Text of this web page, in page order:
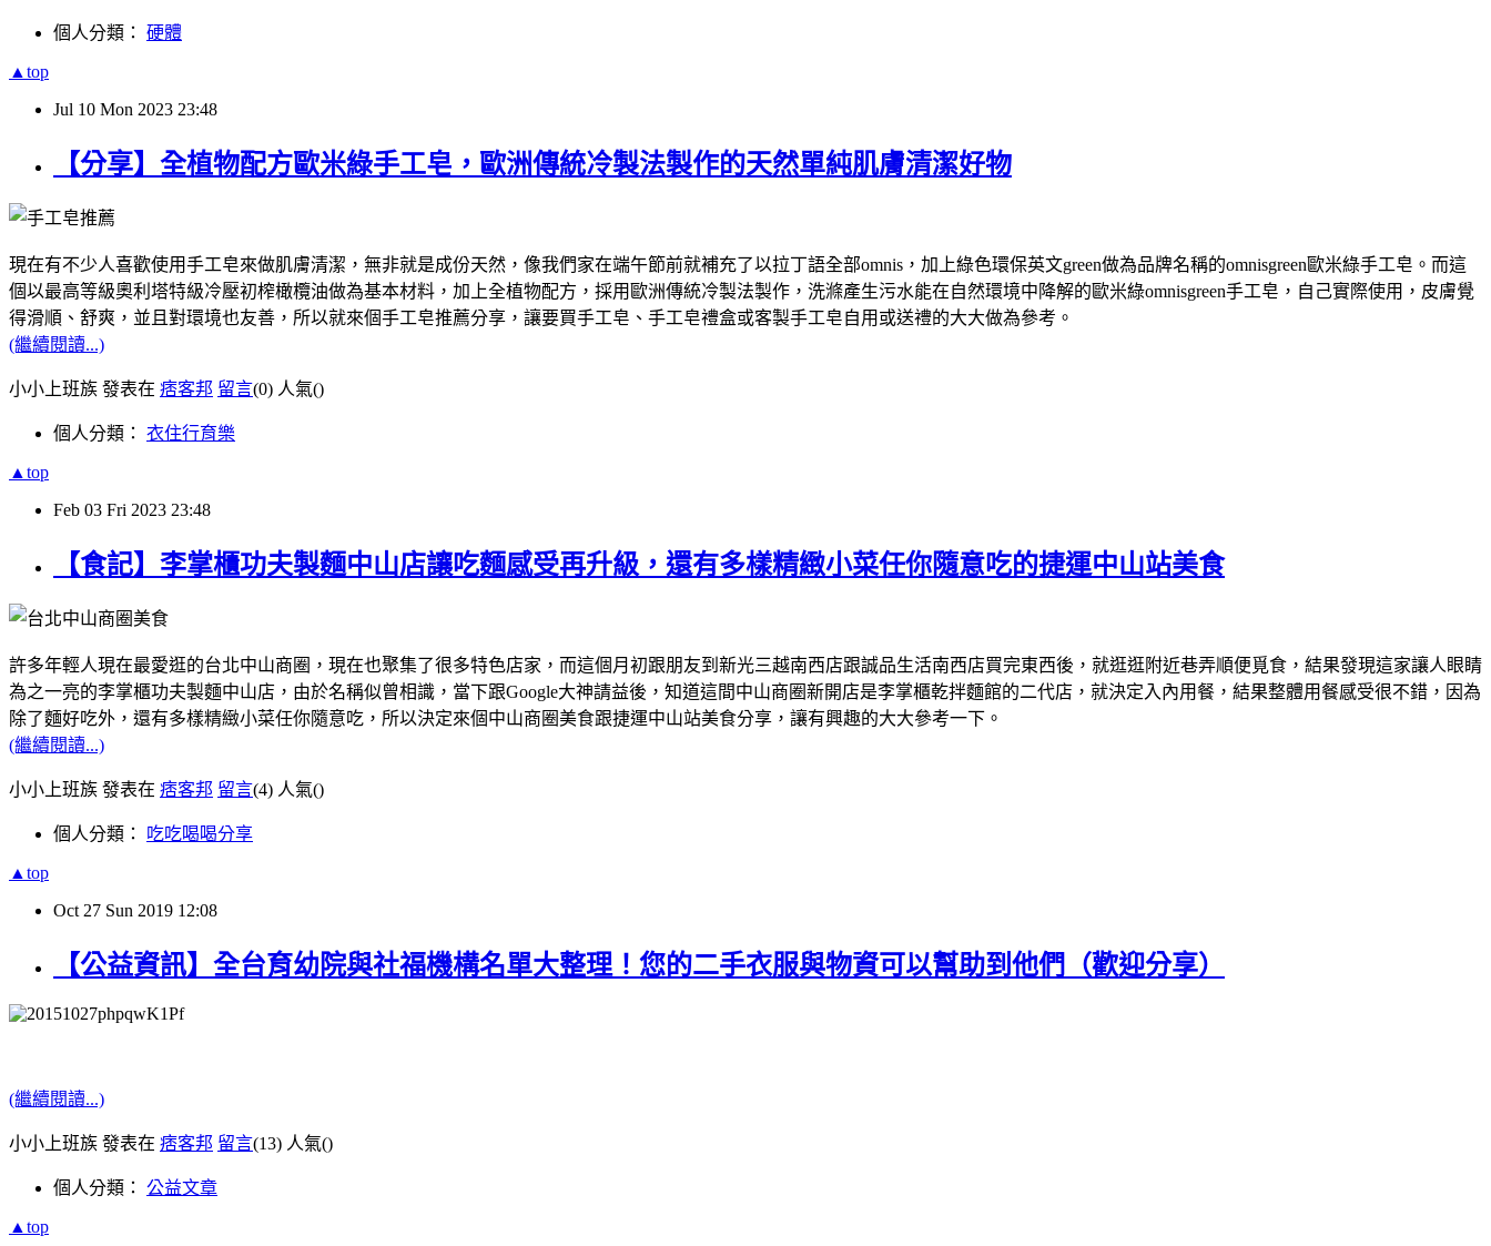
個人分類： 硬體
▲top
Jul 10 Mon 2023 23:48
【分享】全植物配方歐米綠手工皂，歐洲傳統冷製法製作的天然單純肌膚清潔好物
現在有不少人喜歡使用手工皂來做肌膚清潔，無非就是成份天然，像我們家在端午節前就補充了以拉丁語全部omnis，加上綠色環保英文green做為品牌名稱的omnisgreen歐米綠手工皂。而這
個以最高等級奧利塔特級冷壓初榨橄欖油做為基本材料，加上全植物配方，採用歐洲傳統冷製法製作，洗滌產生污水能在自然環境中降解的歐米綠omnisgreen手工皂，自己實際使用，皮膚覺
得滑順、舒爽，並且對環境也友善，所以就來個手工皂推薦分享，讓要買手工皂、手工皂禮盒或客製手工皂自用或送禮的大大做為參考。
(繼續閱讀...)
小小上班族 發表在 痞客邦 留言(0) 人氣()
個人分類： 衣住行育樂
▲top
Feb 03 Fri 2023 23:48
【食記】李掌櫃功夫製麵中山店讓吃麵感受再升級，還有多樣精緻小菜任你隨意吃的捷運中山站美食
許多年輕人現在最愛逛的台北中山商圈，現在也聚集了很多特色店家，而這個月初跟朋友到新光三越南西店跟誠品生活南西店買完東西後，就逛逛附近巷弄順便覓食，結果發現這家讓人眼睛
為之一亮的李掌櫃功夫製麵中山店，由於名稱似曾相識，當下跟Google大神請益後，知道這間中山商圈新開店是李掌櫃乾拌麵館的二代店，就決定入內用餐，結果整體用餐感受很不錯，因為
除了麵好吃外，還有多樣精緻小菜任你隨意吃，所以決定來個中山商圈美食跟捷運中山站美食分享，讓有興趣的大大參考一下。
(繼續閱讀...)
小小上班族 發表在 痞客邦 留言(4) 人氣()
個人分類： 吃吃喝喝分享
▲top
Oct 27 Sun 2019 12:08
【公益資訊】全台育幼院與社福機構名單大整理！您的二手衣服與物資可以幫助到他們（歡迎分享）
(繼續閱讀...)
小小上班族 發表在 痞客邦 留言(13) 人氣()
個人分類： 公益文章
▲top